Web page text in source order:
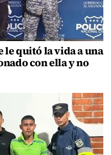
le quitó la vida a una
con ella y no